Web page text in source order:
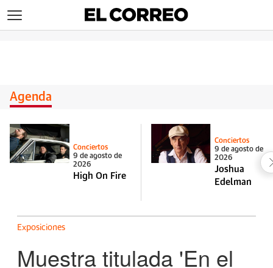
Agenda
Conciertos
9 de agosto de
2026
High On Fire
Conciertos
9 de agosto de
2026
Joshua
Edelman
Exposiciones
Muestra titulada 'En el